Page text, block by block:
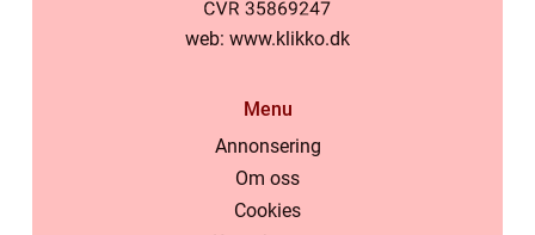
web: www.klikko.dk
Menu
Annonsering
Om oss
Cookies